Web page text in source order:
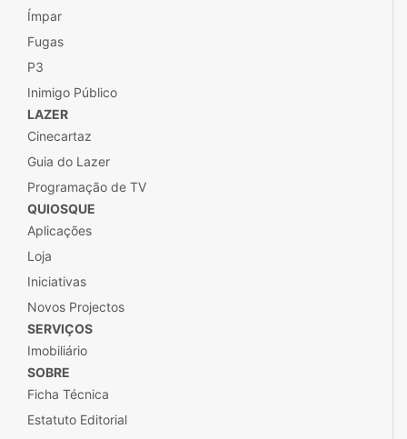
Ímpar
Fugas
P3
Inimigo Público
LAZER
Cinecartaz
Guia do Lazer
Programação de TV
QUIOSQUE
Aplicações
Loja
Iniciativas
Novos Projectos
SERVIÇOS
Imobiliário
SOBRE
Ficha Técnica
Estatuto Editorial